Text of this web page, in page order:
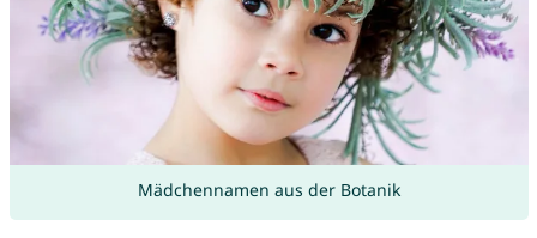
Mädchennamen aus der Botanik